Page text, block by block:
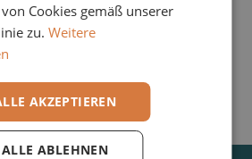
beider Unternehmen in Zukunft
Produktportfolio.
Cookies gemäß unserer
zu. Weitere
AKZEPTIEREN
ALLE ABLEHNEN